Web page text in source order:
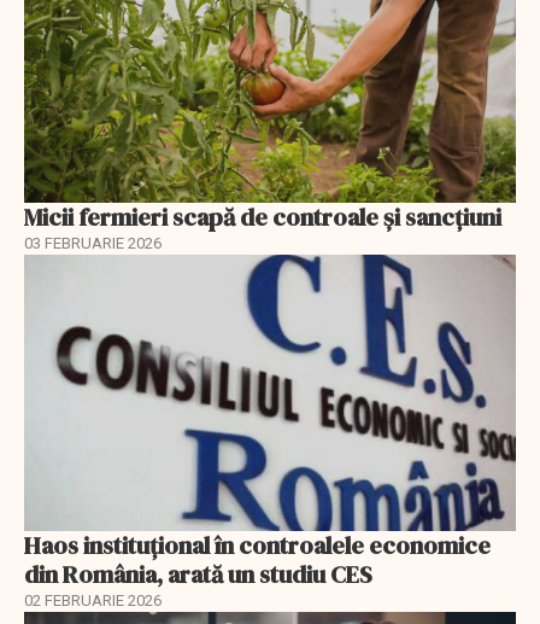
Micii fermieri scapă de controale și sancțiuni
03 FEBRUARIE 2026
Haos instituțional în controalele economice
din România, arată un studiu CES
02 FEBRUARIE 2026